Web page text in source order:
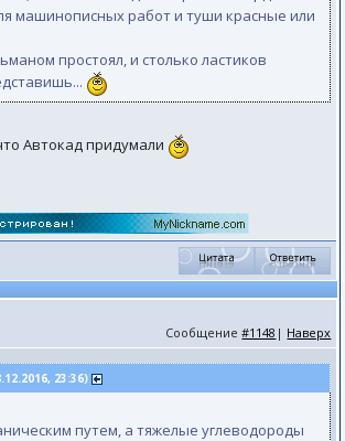
машинописных работ и туши красные или
простоял, и столько ластиков
Автокад придумали
Сообщение#1148 | Наверх
23:36)
путем, а тяжелые углеводороды